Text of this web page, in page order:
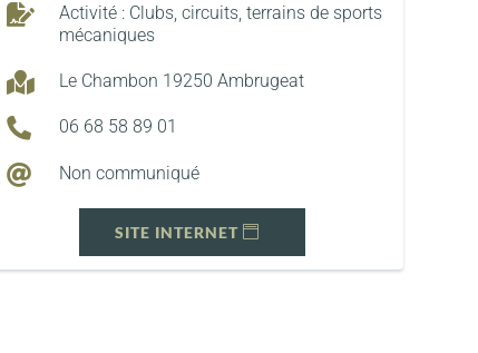

Activité : Clubs, circuits, terrains de sports
mécaniques
 Le Chambon 19250 Ambrugeat
 06 68 58 89 01
 Non communiqué
SITE INTERNET